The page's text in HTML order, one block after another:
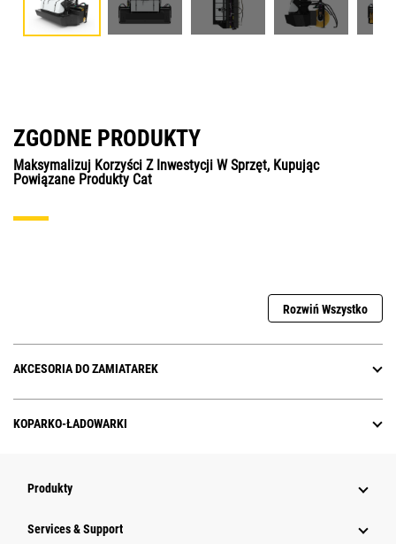
ZGODNE PRODUKTY
Maksymalizuj Korzyści Z Inwestycji W Sprzęt, Kupując
Powiązane Produkty Cat
Rozwiń Wszystko
AKCESORIA DO ZAMIATAREK
KOPARKO-ŁADOWARKI
Produkty
Services & Support